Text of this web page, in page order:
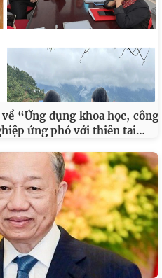
“Ứng dụng khoa học, công
ứng phó với thiên tai…